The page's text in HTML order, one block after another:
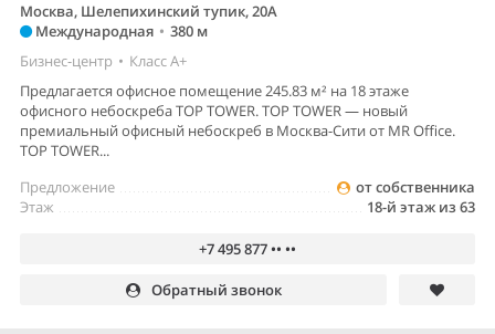
Москва, Шелепихинский тупик, 20А
Международная • 380 м
Бизнес-центр • Класс A+
Предлагается офисное помещение 245.83 м² на 18 этаже
офисного небоскреба TOP TOWER. TOP TOWER — новый
премиальный офисный небоскреб в Москва-Сити от MR Office.
TOP TOWER...
от собственника
Предложение
18-й этаж из 63
Этаж
+7 495 877 •• ••
Обратный звонок